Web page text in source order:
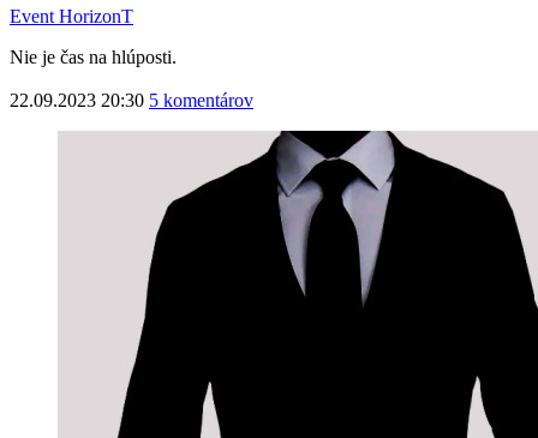
Event HorizonT
Nie je čas na hlúposti.
22.09.2023 20:30 5 komentárov